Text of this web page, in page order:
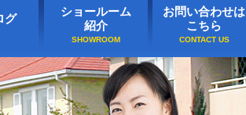
グ
ショールーム
紹介
お問い合わせは
こちら